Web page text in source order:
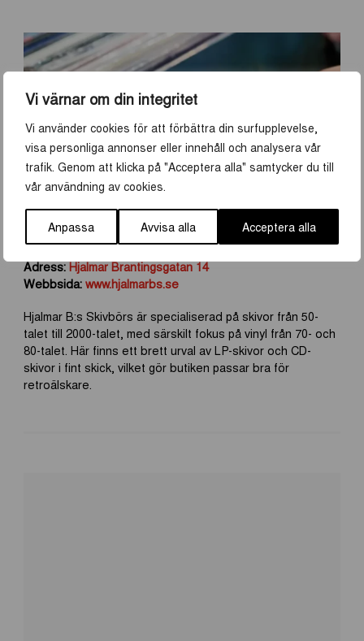
Vi värnar om din integritet
Vi använder cookies för att förbättra din surfupplevelse,
visa personliga annonser eller innehåll och analysera vår
trafik. Genom att klicka på "Acceptera alla" samtycker du till
vår användning av cookies.
Anpassa Avvisa alla Acceptera alla
HJALMAR B:S SKIVBÖRS
Adress:Hjalmar Brantingsgatan 14
Webbsida:www.hjalmarbs.se
Hjalmar B:s Skivbörs är specialiserad på skivor från 50-
talet till 2000-talet, med särskilt fokus på vinyl från 70- och
80-talet. Här finns ett brett urval av LP-skivor och CD-
skivor i fint skick, vilket gör butiken passar bra för
retroälskare.